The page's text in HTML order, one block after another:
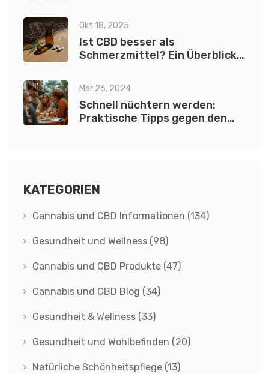
Okt 18, 2025
Ist CBD besser als
Schmerzmittel? Ein Überblick
Mär 26, 2024
Schnell nüchtern werden:
Praktische Tipps gegen den
KATEGORIEN
Cannabis und CBD Informationen (134)
Gesundheit und Wellness (98)
Cannabis und CBD Produkte (47)
Cannabis und CBD Blog (34)
Gesundheit & Wellness (33)
Gesundheit und Wohlbefinden (20)
Natürliche Schönheitspflege (13)